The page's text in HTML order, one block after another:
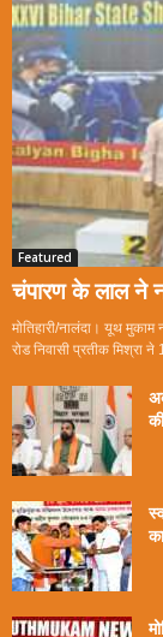
Featured
चंपारण के लाल ने
मोतिहारी/नालंदा। यूथ मुकाम
रोड निवासी प्रतीक मिश्रा